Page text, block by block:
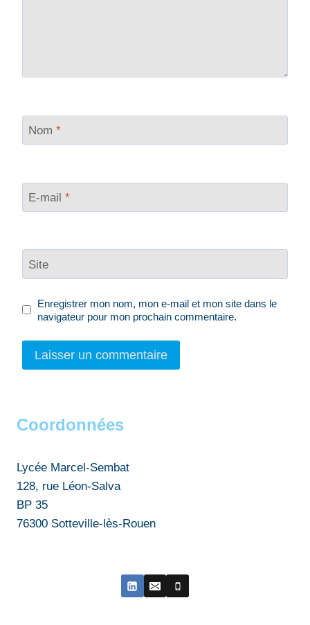
Nom *
E-mail *
Site
Enregistrer mon nom, mon e-mail et mon site dans le
navigateur pour mon prochain commentaire.
Coordonnées
Lycée Marcel-Sembat
128, rue Léon-Salva
BP 35
76300 Sotteville-lès-Rouen